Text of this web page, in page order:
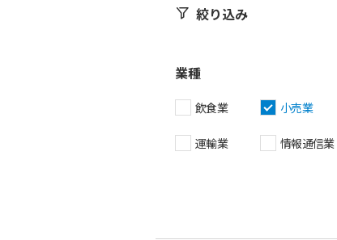
絞り込み
業種
飲食業 小売業
運輸業 情報通信業